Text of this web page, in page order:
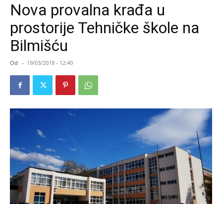
Nova provalna krađa u
prostorije Tehničke škole na
Bilmišću
Od - 19/03/2018 - 12:40